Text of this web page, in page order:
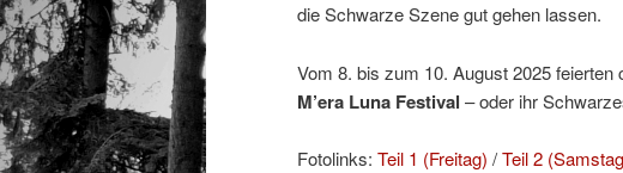
die Schwarze Szene gut gehen lassen.
Vom 8. bis zum 10. August 2025
M’era Luna Festival – oder ihr
Fotolinks: Teil 1 (Freitag) /Teil 2